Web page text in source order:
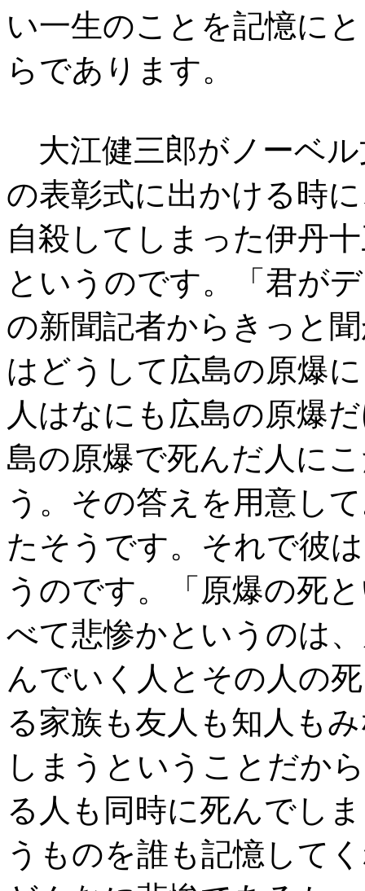
い一生のことを記憶に
らであります。
大江健三郎がノーベ
の表彰式に出かける時
自殺してしまった伊丹
というのです。「君が
の新聞記者からきっと
はどうして広島の原爆
人はなにも広島の原爆
島の原爆で死んだ人に
う。その答えを用意し
たそうです。それで彼
うのです。「原爆の死
べて悲惨かというのは
んでいく人とその人の
る家族も友人も知人も
しまうということだか
る人も同時に死んでし
うものを誰も記憶して